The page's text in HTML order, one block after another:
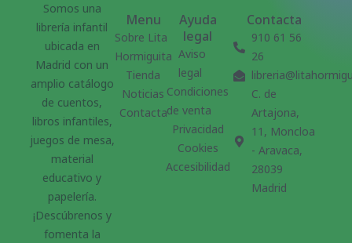
Somos una
librería infantil
ubicada en
Madrid con un
amplio catálogo
de cuentos,
libros infantiles,
juegos de mesa,
material
educativo y
papelería.
¡Descúbrenos y
fomenta la
Menu
Sobre Lita
Hormiguita
Tienda
Noticias
Contacta
Ayuda
legal
Aviso
legal
Condiciones
de venta
Privacidad
Cookies
Accesibilidad
Contacta
910 61 56
26
C. de
Artajona,
11, Moncloa
- Aravaca,
28039
Madrid